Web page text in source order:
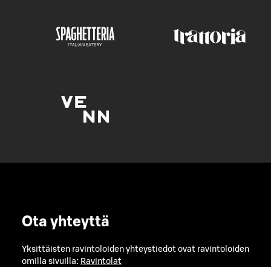
Ota yhteyttä
Yksittäisten ravintoloiden yhteystiedot ovat ravintoloiden
omilla sivuilla: Ravintolat